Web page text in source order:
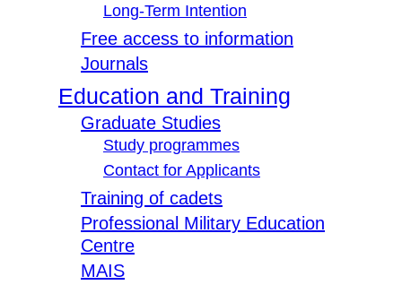
Long-Term Intention
Free access to information
Journals
Education and Training
Graduate Studies
Study programmes
Contact for Applicants
Training of cadets
Professional Military Education
Centre
MAIS